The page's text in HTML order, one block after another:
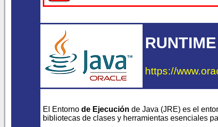
https://
El Entorno de Ejecución de Java (JRE) es el
bibliotecas de clases y herramientas esenciales